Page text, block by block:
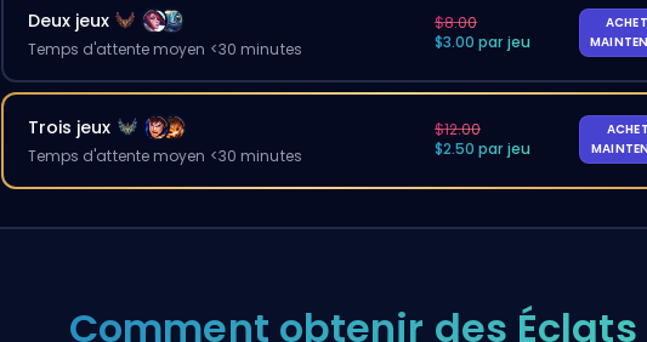
Deux jeux
Temps d'attente moyen <30 minutes
$8.00
$3.00 par jeu
Trois jeux
Temps d'attente moyen <30 minutes
$12.00
$2.50 par jeu
Comment obtenir des Éclats